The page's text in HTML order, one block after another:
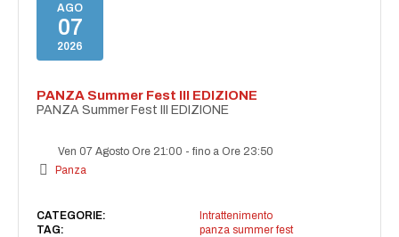
AGO
07
2026
PANZA Summer Fest III EDIZIONE
PANZA Summer Fest III EDIZIONE
Ven 07 Agosto Ore 21:00 -fino a Ore 23:50
Panza
CATEGORIE:
Intrattenimento
TAG:
panza summer fest